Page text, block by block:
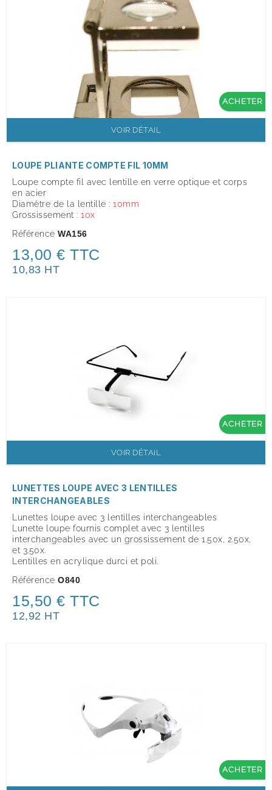
ACHETER
VOIR DÉTAIL
LOUPE PLIANTE COMPTE FIL 10MM
Loupe compte fil avec lentille en verre optique et corps
en acier
Diamètre de la lentille : 10mm
Grossissement: 10x
Référence WA156
13,00 € TTC
10,83 HT
ACHETER
VOIR DÉTAIL
LUNETTES LOUPE AVEC 3 LENTILLES
INTERCHANGEABLES
Lunettes loupe avec 3 lentilles interchangeables
Lunette loupe fournis complet avec 3 lentilles
interchangeables avec un grossissement de 1.50x, 2.50x,
et 3.50x.
Lentilles en acrylique durci et poli.
Référence O840
15,50 € TTC
12,92 HT
ACHETER